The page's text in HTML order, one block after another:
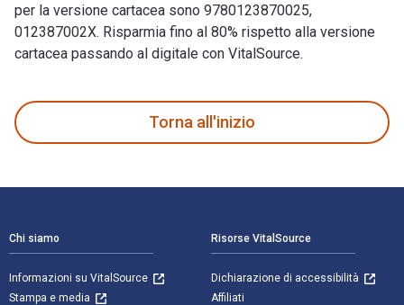
per la versione cartacea sono 9780123870025,
012387002X. Risparmia fino al 80% rispetto alla versione
cartacea passando al digitale con VitalSource.
Torna all'inizio
Chi siamo
Informazioni su VitalSource
Stampa e media
Risorse VitalSource
Dichiarazione di accessibilità
Affiliati